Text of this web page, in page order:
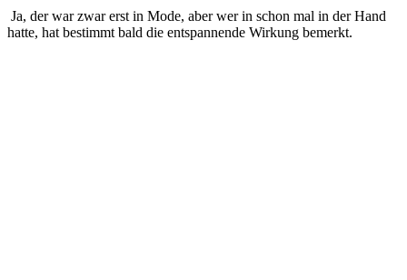
Ja, der war zwar erst in Mode, aber wer in schon mal in der Hand
hatte, hat bestimmt bald die entspannende Wirkung bemerkt.